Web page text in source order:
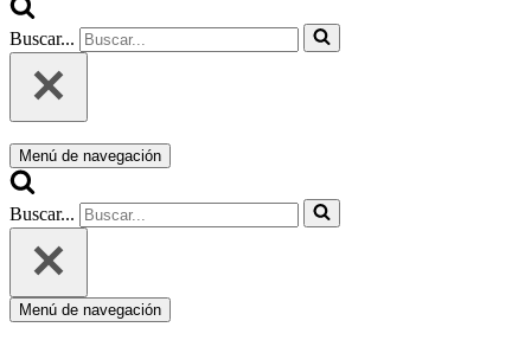
Buscar...
Menú de navegación
Buscar...
Menú de navegación